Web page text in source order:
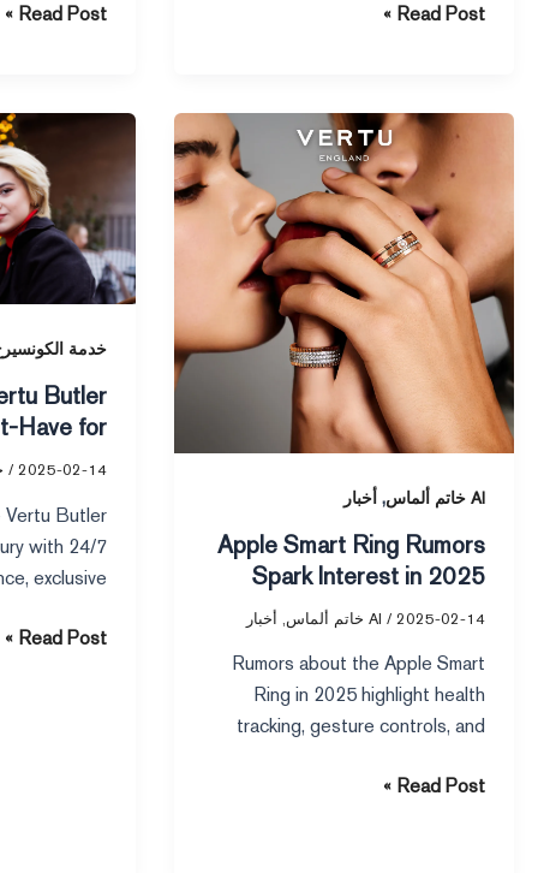
your lifestyle. Apple Oura Ring
Read Post »
effortlessly.
Read Post »
AI خاتم ألماس , أخبار
Apple Smart Ring Rumors
Spark Interest in 2025
2025-02-14
/ AI خاتم ألماس , أخبار
Rumors about the Apple Smart
Ring in 2025 highlight health
tracking, gesture controls, and
integration, sparking tech
Apple
Smart
Rumors
Spark
Interest
in
2025
Read Post »
خدمة
Butler
Have for
2025-02-14
/
Vertu Butler
with 24/7
exclusive
daily life.
What
Butler
Service
a
Have
Luxury
Enthusiasts
Read Post »